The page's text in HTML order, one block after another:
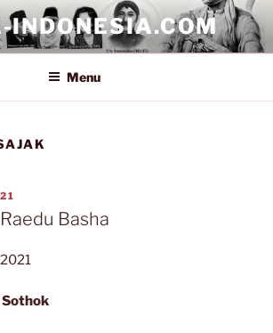
INDONESIA.COM
Menu
Basha
Sothok